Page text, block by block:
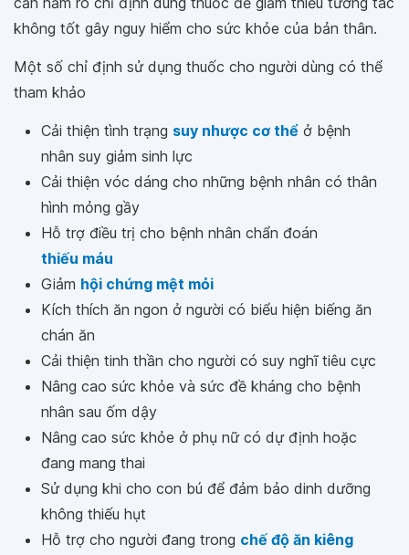
không tốt gây nguy hiểm cho sức khỏe của bản thân.
Một số chỉ định sử dụng thuốc cho người dùng có thể
tham khảo
Cải thiện tình trạng suy nhược cơ thể ở bệnh
nhân suy giảm sinh lực
Cải thiện vóc dáng cho những bệnh nhân có thân
hình mỏng gầy
Hỗ trợ điều trị cho bệnh nhân chẩn đoán
thiếu máu
Giảm hội chứng mệt mỏi
Kích thích ăn ngon ở người có biểu hiện biếng ăn
chán ăn
Cải thiện tinh thần cho người có suy nghĩ tiêu cực
Nâng cao sức khỏe và sức đề kháng cho bệnh
nhân sau ốm dậy
Nâng cao sức khỏe ở phụ nữ có dự định hoặc
đang mang thai
Sử dụng khi cho con bú để đảm bảo dinh dưỡng
không thiếu hụt
Hỗ trợ cho người đang trong chế độ ăn kiêng